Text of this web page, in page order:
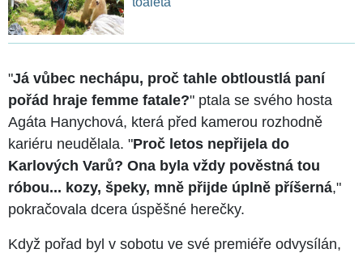
"Já vůbec nechápu, proč tahle obtloustlá paní
pořád hraje femme fatale?" ptala se svého hosta
Agáta Hanychová, která před kamerou rozhodně
kariéru neudělala. "Proč letos nepřijela do
Karlových Varů? Ona byla vždy pověstná tou
róbou... kozy, špeky, mně přijde úplně příšerná,"
pokračovala dcera úspěšné herečky.
Když pořad byl v sobotu ve své premiéře odvysílán,